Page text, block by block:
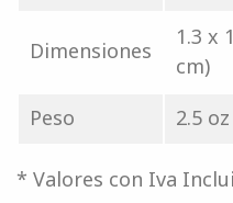
Dimensiones
1.3 x
cm)
Peso
2.5
* Valores con Iva